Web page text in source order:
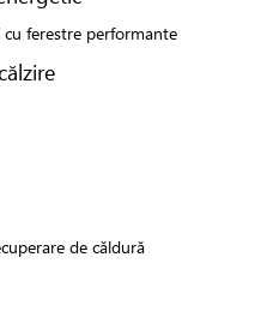
ferestre performante
de căldură